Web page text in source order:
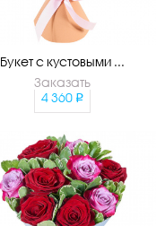
Букет с кустовыми ...
Заказать
4 360